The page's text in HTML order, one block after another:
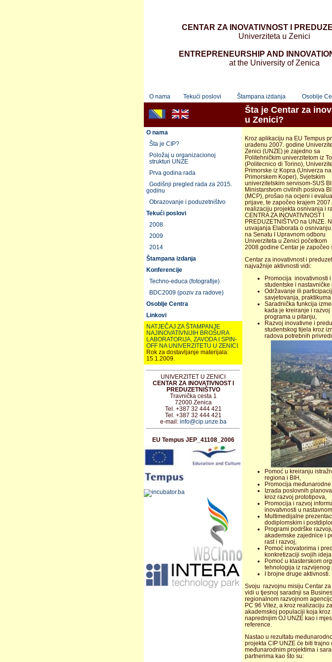
CENTAR ZA INOVATIVNOST I
Univerziteta u Zenici
ENTREPRENEURSHIP AND
at the University of Zenica
O nama Tekući poslovi Štampana izdanja Osoblje
Šta je Centar za
u Zenici?
O nama
Šta je CIP?
Položaj u organizacionoj
strukturi UNZE
Prva godina rada
Godišnji pregled rada za 2015.
godinu
Obrazovanje i poduzetništvo
Tekući poslovi
2008
2009
2014
Štampana izdanja
Konferencije
Techno-educa (fotografije)
BDC2009 (poziv za radove)
Osoblje Centra
Linkovi
NATJEČAJ ZA ŠTAMPANJE
NAJINOVATIVNIJIH BROŠURA
LABORATORIJA, ZAVODA I SPIN-
OFF NA UNIVERZITETU U ZENICI
Rok za dostavljanje materijala:
15.1.2009.
UNIVERZITET U ZENICI
CENTAR ZA INOVATIVNOST I
PREDUZETNIŠTVO
Travnička cesta 1
72000 Zenica
Tel. +387 32 444 421
Tel. +387 32 444 421
e-mail: info@cip.unze.ba
EU Tempus JEP_41108_2006
Kroz aplikaciju na EU Tempus
urađenu 2007. godine
Zenici (UNZE) je zajedno sa
Politehničkim univerzitetom iz
(Politecnico di Torino),
Primorske iz Kopra (Univerza na
Primorskem Koper), Svjetskim
univerzitetskim servisom-SUS
Ministarstvom civilnih poslova
(MCP), prošao na ocjeni i
prijave, te započeo krajem
realizaciju projekta osnivanja i
CENTRA ZA INOVATIVNOST I
PREDUZETNIŠTVO na UNZE.
usvajanja Elaborata o
na Senatu I Upravnom odboru
Univerziteta u Zenici početkom
2008.godine Centar je započeo
Centar za inovativnost i
najvažnije aktivnosti vidi:
Promocija inovativnosti
studentske i
Održavanje ili
savjetovanja,
Saradnička funkcija
kada je kreiranje i
programa u pitanju,
Razvoj inovativne i
studentskog tijela kroz
radova potrebnih
Pomoć u kreiranju
regiona i BIH,
Promocija
Izrada poslovnih
kroz razvoj prototipova,
Promocija i razvoj
inovatvnosti u
Multimedijalne
dodiplomskim i
Programi podrške
akademske zajednice i
rast i razvoj,
Pomoć inovatorima i
konkretizaciji svojih
Pomoć u klasterskom
tehnologija iz razvijenog
I brojne druge aktivnosti.
Svoju razvojnu misiju Centar
vidi u tjesnoj saradnji sa
regionalnom razvojnom
PC 96 Vitez, a kroz realizaciju
akademskoj populaciji koja
naprednijim OJ UNZE kao i
reference.
Nastao u rezultatu
projekta CIP UNZE će biti trajno
međunarodnim projektima i
partnerima kao što su: